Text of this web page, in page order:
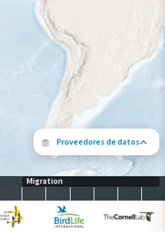
Proveedores de datos
Los siguientes socios contribuyeron
Migration